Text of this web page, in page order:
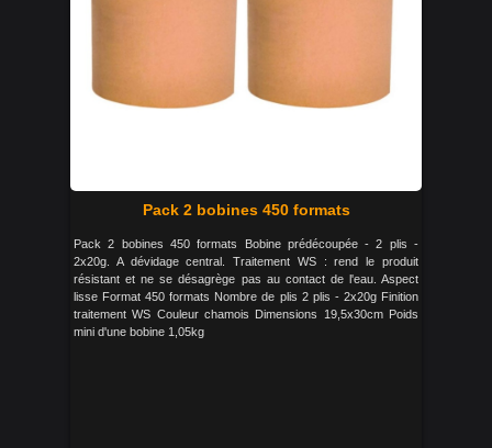
Pack 2 bobines 450 formats
Pack 2 bobines 450 formats Bobine prédécoupée - 2 plis -
2x20g. A dévidage central. Traitement WS : rend le produit
résistant et ne se désagrège pas au contact de l'eau. Aspect
lisse Format 450 formats Nombre de plis 2 plis - 2x20g Finition
traitement WS Couleur chamois Dimensions 19,5x30cm Poids
mini d'une bobine 1,05kg